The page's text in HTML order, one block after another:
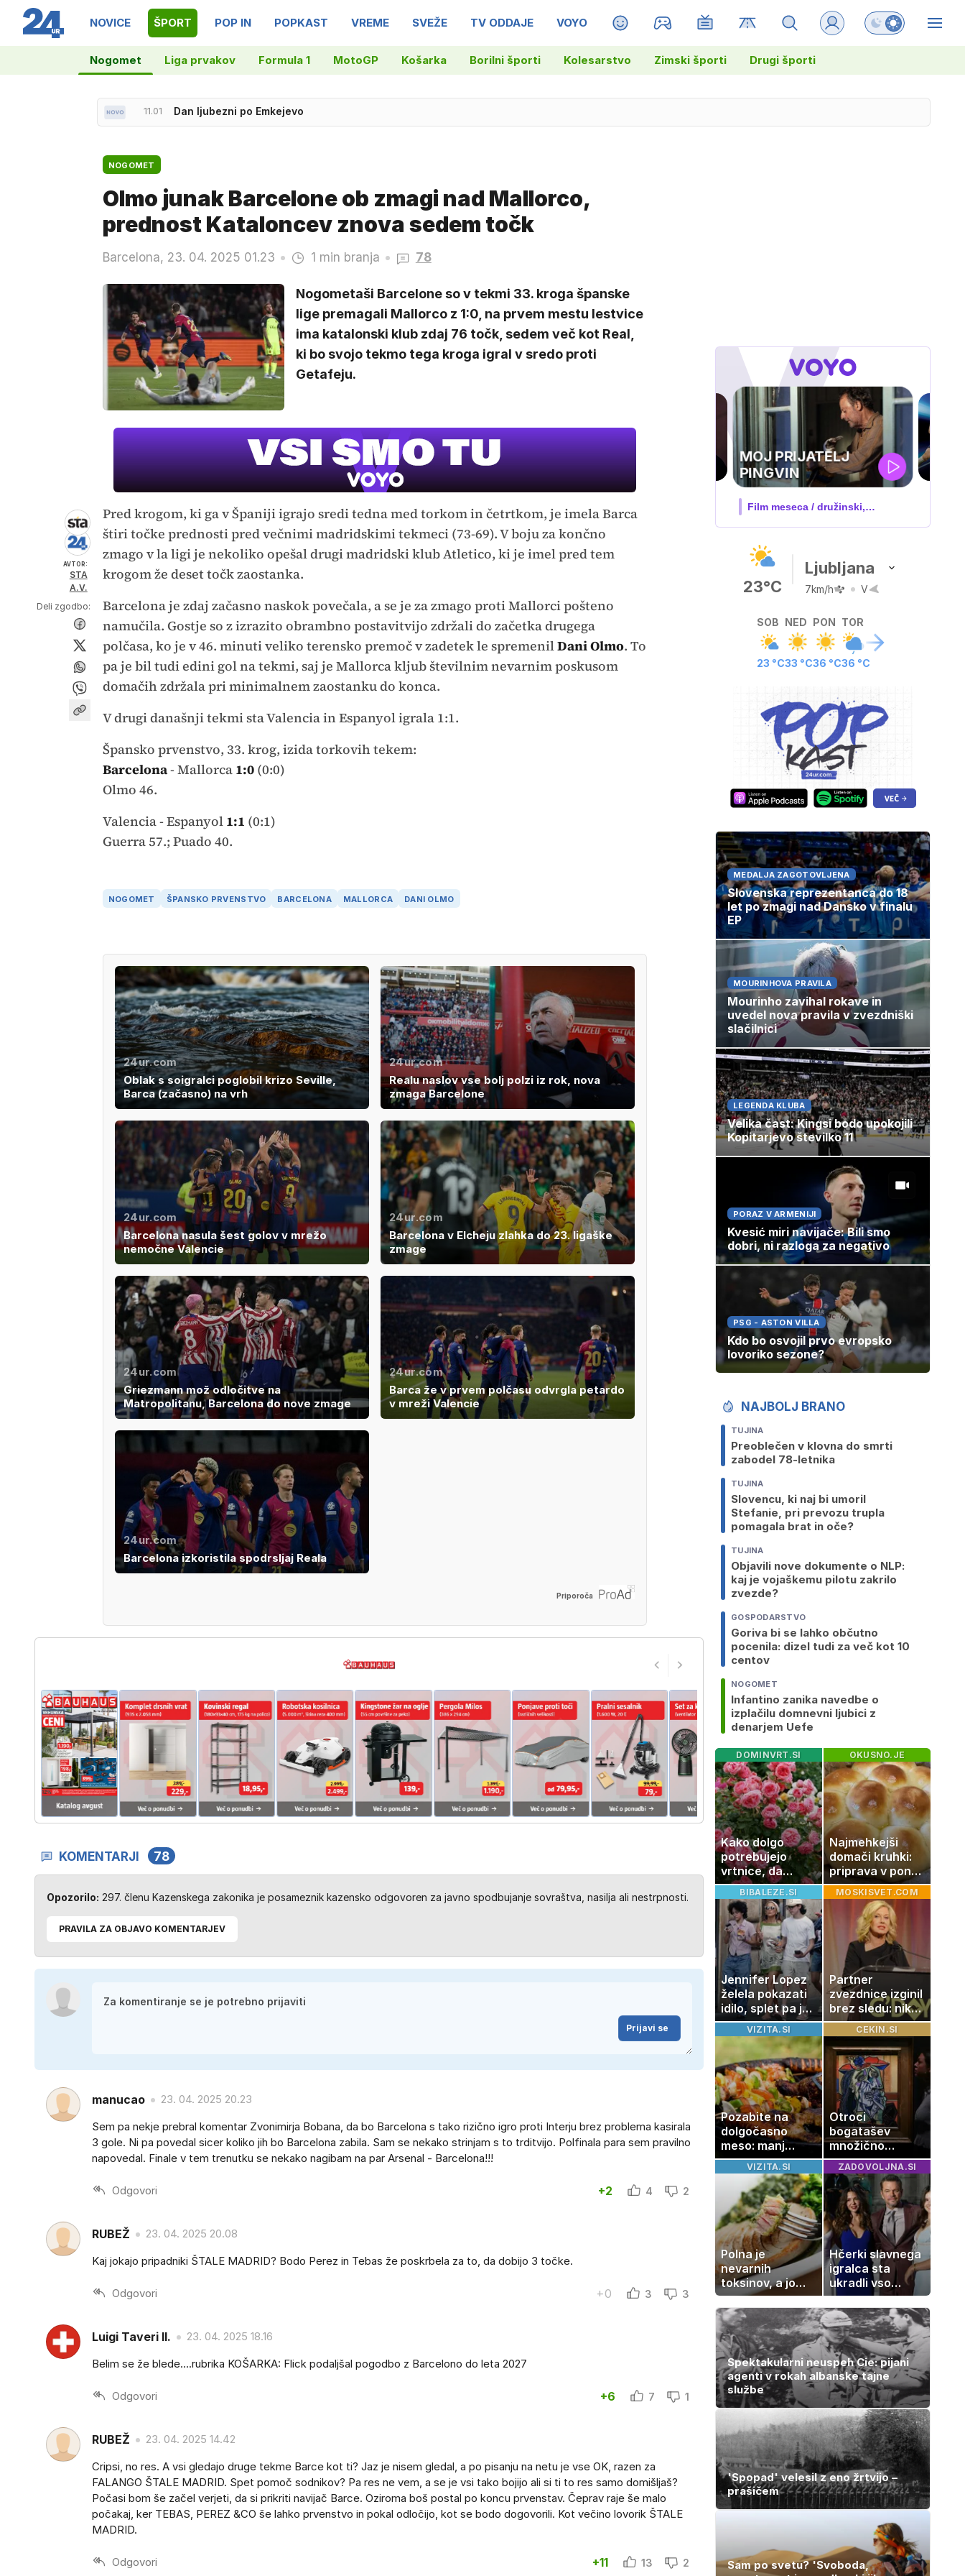
NOVICE ŠPORT POP IN POPKAST VREME SVEŽE TV ODDAJE VOYO MAGAZIN Preklopi barvni
Nogomet Liga prvakov Formula 1 MotoGP Košarka Borilni športi Kolesarstvo Zimski športi Drugi športi
11.01 Dan ljubezni po Emkejevo
NOGOMET
Olmo junak Barcelone ob zmagi nad Mallorco,
prednost Kataloncev znova sedem točk
Barcelona, 23. 04. 2025 01.23 1 min branja 78
Nogometaši Barcelone so v tekmi 33. kroga španske
lige premagali Mallorco z 1:0, na prvem mestu lestvice
ima katalonski klub zdaj 76 točk, sedem več kot Real,
ki bo svojo tekmo tega kroga igral v sredo proti
Getafeju.
AVTOR:
STA
A.V.
Deli zgodbo:
Pred krogom, ki ga v Španiji igrajo sredi tedna med torkom in četrtkom, je imela Barca
štiri točke prednosti pred večnimi madridskimi tekmeci (73-69). V boju za končno
zmago v la ligi je nekoliko opešal drugi madridski klub Atletico, ki je imel pred tem
krogom že deset točk zaostanka.
Barcelona je zdaj začasno naskok povečala, a se je za zmago proti Mallorci pošteno
namučila. Gostje so z izrazito obrambno postavitvijo zdržali do začetka drugega
polčasa, ko je v 46. minuti veliko terensko premoč v zadetek le spremenilDani Olmo. To
pa je bil tudi edini gol na tekmi, saj je Mallorca kljub številnim nevarnim poskusom
domačih zdržala pri minimalnem zaostanku do konca.
V drugi današnji tekmi sta Valencia in Espanyol igrala 1:1.
Špansko prvenstvo, 33. krog, izida torkovih tekem:
Barcelona- Mallorca 1:0(0:0)
Olmo 46.
Valencia - Espanyol 1:1 (0:1)
Guerra 57.; Puado 40.
NOGOMET ŠPANSKO PRVENSTVO BARCELONA MALLORCA DANI OLMO
24ur.com
Oblak s soigralci poglobil krizo Seville,
Barca (začasno) na vrh
24ur.com
Realu naslov vse bolj polzi iz rok, nova
zmaga Barcelone
24ur.com
Barcelona nasula šest golov v mrežo
nemočne Valencie
24ur.com
Barcelona v Elcheju zlahka do 23. ligaške
zmage
24ur.com
Griezmann mož odločitve na
Matropolitanu, Barcelona do nove zmage
24ur.com
Barca že v prvem polčasu odvrgla petardo
v mreži Valencie
24ur.com
Barcelona izkoristila spodrsljaj Reala
Priporoča
KOMENTARJI 78
Opozorilo: 297. členu Kazenskega zakonika je posameznik kazensko odgovoren za javno spodbujanje sovraštva, nasilja ali nestrpnosti.
PRAVILA ZA OBJAVO KOMENTARJEV
Prijavi se
manucao
23. 04. 2025 20.23
Sem pa nekje prebral komentar Zvonimirja Bobana, da bo Barcelona s tako rizično igro proti Interju brez problema kasirala
3 gole. Ni pa povedal sicer koliko jih bo Barcelona zabila. Sam se nekako strinjam s to trditvijo. Polfinala para sem pravilno
napovedal. Finale v tem trenutku se nekako nagibam na par Arsenal - Barcelona!!!
Odgovori +2 4 2
RUBEŽ
23. 04. 2025 20.08
Kaj jokajo pripadniki ŠTALE MADRID? Bodo Perez in Tebas že poskrbela za to, da dobijo 3 točke.
Odgovori +0 3 3
Luigi Taveri II.
23. 04. 2025 18.16
Belim se že blede....rubrika KOŠARKA: Flick podaljšal pogodbo z Barcelono do leta 2027
Odgovori +6 7 1
RUBEŽ
23. 04. 2025 14.42
Cripsi, no res. A vsi gledajo druge tekme Barce kot ti? Jaz je nisem gledal, a po pisanju na netu je vse OK, razen za
FALANGO ŠTALE MADRID. Spet pomoč sodnikov? Pa res ne vem, a se je vsi tako bojijo ali si ti to res samo domišljaš?
Počasi bom še začel verjeti, da si prikriti navijač Barce. Oziroma boš postal po koncu prvenstav. Čeprav raje še malo
počakaj, ker TEBAS, PEREZ &CO še lahko prvenstvo in pokal odločijo, kot se bodo dogovorili. Kot večino lovorik ŠTALE
MADRID.
Odgovori +11 13 2
UEFA
SUPERPOKAL
V živo na VOYO: sreda ob 20.30
23°C
Ljubljana
7km/h V
SOB
23 °C
NED
33 °C
PON
36 °C
TOR
36 °C
MEDALJA ZAGOTOVLJENA
Slovenska reprezentanca do 18
let po zmagi nad Dansko v finalu
EP
MOURINHOVA PRAVILA
Mourinho zavihal rokave in
uvedel nova pravila v zvezdniški
slačilnici
LEGENDA KLUBA
Velika čast: Kingsi bodo upokojili
Kopitarjevo številko 11
PORAZ V ARMENIJI
Kvesić miri navijače: Bili smo
dobri, ni razloga za negativo
PSG - ASTON VILLA
Kdo bo osvojil prvo evropsko
lovoriko sezone?
NAJBOLJ BRANO
TUJINA
Preoblečen v klovna do smrti
zabodel 78-letnika
TUJINA
Slovencu, ki naj bi umoril
Stefanie, pri prevozu trupla
pomagala brat in oče?
TUJINA
Objavili nove dokumente o NLP:
kaj je vojaškemu pilotu zakrilo
zvezde?
GOSPODARSTVO
Goriva bi se lahko občutno
pocenila: dizel tudi za več kot 10
centov
NOGOMET
Infantino zanika navedbe o
izplačilu domnevni ljubici z
denarjem Uefe
DOMINVRT.SI
Kako dolgo
potrebujejo
vrtnice, da
zrastejo? Vse o
rasti, cvetenju
in negi vrtnic
OKUSNO.JE
Najmehkejši
domači kruhki:
priprava v ponvi
je trik za popoln
rezultat
BIBALEZE.SI
Jennifer Lopez
želela pokazati
idilo, splet pa je
razburila ena
stvar
MOSKISVET.COM
Partner
zvezdnice izginil
brez sledu: nikoli
ga niso našli,
nato je prišla še
ena tragedija
VIZITA.SI
Pozabite na
dolgočasno
meso: manj
maščobe, več
svežine
CEKIN.SI
Otroci
bogatašev
množično
prodajajo
družinske
zbirke: raje
imajo denar kot
umetnine
VIZITA.SI
Polna je
nevarnih
toksinov, a jo
imamo vsi radi:
to je najbolj
nezdrava riba, ki
jo mnogi redno
uživajo
ZADOVOLJNA.SI
Hčerki slavnega
igralca sta
ukradli vso
pozornost
Spektakularni neuspeh Cie: pijani
agenti v rokah albanske tajne
službe
'Spopad' velesil z eno žrtvijo –
prašičem
Sam po svetu? 'Svoboda,